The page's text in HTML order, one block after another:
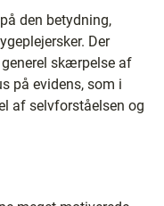
den betydning,
Der
skærpelse af
på evidens, som i
af selvforståelsen og